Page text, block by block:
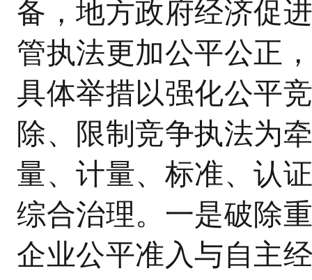
备，地方政府经济促
管执法更加公平公正
具体举措以强化公平
除、限制竞争执法为
量、计量、标准、认
综合治理。一是破除
企业公平准入与自主